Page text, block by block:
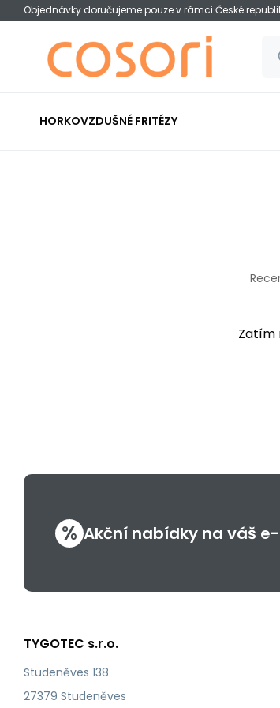
Objednávky doručujeme pouze v rámci České
HORKOVZDUŠNÉ FRITÉZY
Zatím
% Akční nabídky na váš
TYGOTEC s.r.o.
Studeněves 138
27379 Studeněves